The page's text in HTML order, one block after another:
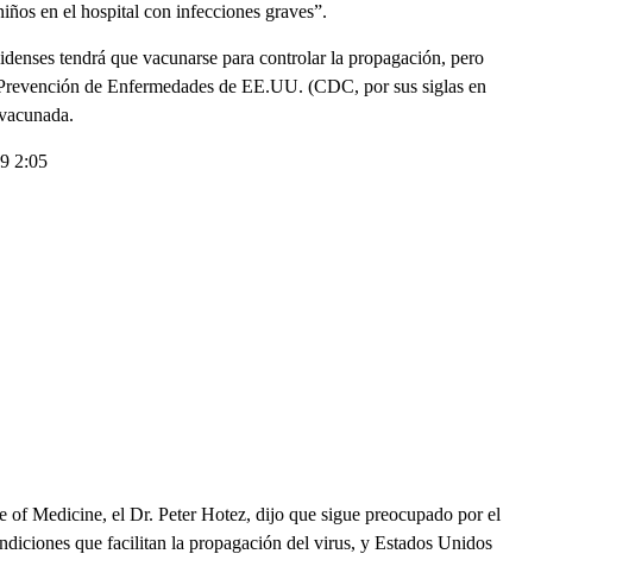
en el hospital con infecciones graves”.
tendrá que vacunarse para controlar la propagación, pero
de Enfermedades de EE.UU. (CDC, por sus siglas en
2:05
Medicine, el Dr. Peter Hotez, dijo que sigue preocupado por el
que facilitan la propagación del virus, y Estados Unidos